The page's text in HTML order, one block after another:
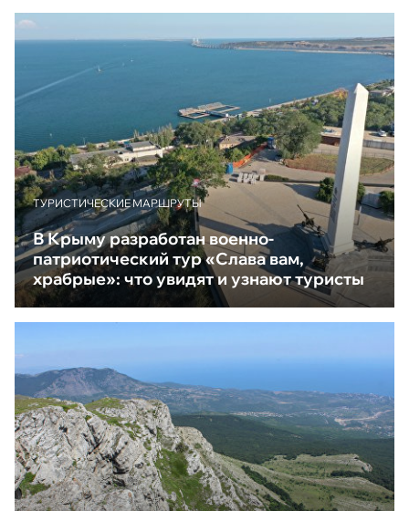
ТУРИСТИЧЕСКИЕ МАРШРУТЫ
В Крыму разработан военно-
патриотический тур «Слава вам,
храбрые»: что увидят и узнают туристы